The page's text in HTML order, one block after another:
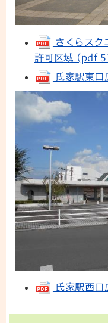
さくらスク
許可区域 (pdf
氏家駅東
氏家駅西